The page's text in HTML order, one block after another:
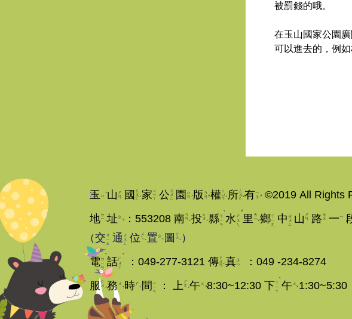
被罰錢的哦。
在玉山國家公園
可以進去的 ，例
:::
玉 ㄩ
ˋ山 ㄕ
ㄢ
國 ㄍ
ㄨ
ㄛˊ家 ㄐ
ㄧ
ㄚ 公 ㄍ
ㄨ
ㄥ 園 ㄩ
ㄢˊ版 ㄅ
ㄢˇ權 ㄑ
ㄩ
ㄢˊ 所ㄙ
ㄨ
ㄛˇ有ㄧ
ㄡ ˇ ©2019 All Rights
地ㄉ
ㄧˋ址 ㄓ ˇ： 553208 南ㄋ
ㄢˊ投 ㄊ
ㄡ ˊ縣ㄒ
ㄧ
ㄢ
ˋ
水 ㄕ
ㄨ
ㄟ
ˇ
里 ㄌ
ㄧˇ鄉ㄒ
ㄧ
ㄤ
中 ㄓ
ㄨ
ㄥ
山 ㄕ
ㄢ 路 ㄌ
ㄨ 一 ㄧ
（交 ㄐ
ㄧ
ㄠ
通 ㄊ
ㄨ
ㄥ
位 ㄨ
ㄟˋ置 ㄓ ˋ 圖 ㄊ
ㄨˊ ）
電ㄉ
ㄧ
ㄢ
ˋ
話ㄏ
ㄨ
ㄚ
ˋ
： 049-277-3121 傳ㄔ
ㄨ
ㄢˊ真ㄓ
ㄣ
： 049 -234-8274
服ㄈ
ㄨˊ務 ㄨˋ時ㄕˊ 間 ㄐ
ㄧ
ㄢ
： 上 ㄕ
ㄤˋ午ㄨˇ 8:30~12:30 下ㄒ
ㄧ
ㄚ
ˋ
午ㄨˇ1:30~5:30